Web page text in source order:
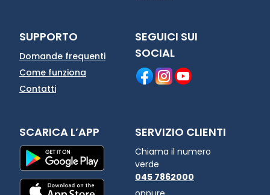
SUPPORTO
Domande frequenti
Come funziona
Contatti
SEGUICI SUI
SOCIAL
SCARICA L’APP SERVIZIO CLIENTI
Chiama il numero
verde
045 7862000